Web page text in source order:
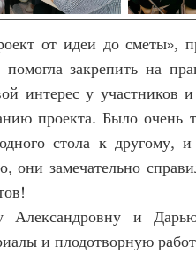
от идеи до сметы»,
закрепить на
интерес у участников
проекта. Было очень
стола к другому,
они замечательно
Александровну и
и плодотворную